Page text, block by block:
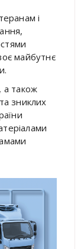
і
майбутнє
а також
зниклих